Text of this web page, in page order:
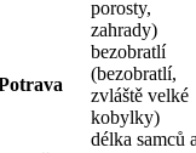
porosty,
zahrady)
bezobratlí
(bezobratlí,
zvláště velké
kobylky)
délka samců